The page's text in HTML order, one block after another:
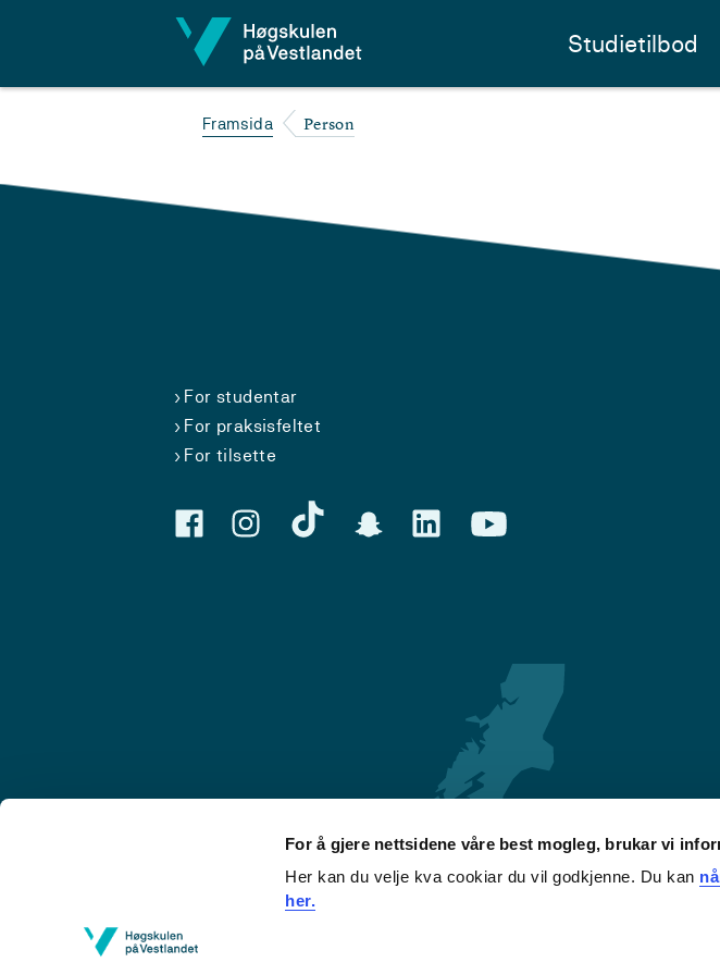
For å gjere nettsidene våre best mogleg, brukar vi
Her kan du velje kva cookiar du vil godkjenne. Du kan
her.
Studietilbod
Framsida Person
For studentar
For praksisfeltet
For tilsette